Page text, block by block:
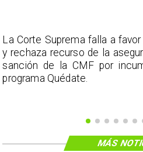
La Corte Suprema falla a
y rechaza recurso de la
sanción de la CMF por
programa Quédate.
MÁS